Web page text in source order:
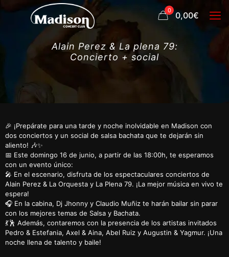
0 0,00€
Alain Perez & La plena 79:
Concierto + social
🎉 ¡Prepárate para una tarde y noche inolvidable en Madison con
dos conciertos y un social de salsa bachata que te dejarán sin
aliento! 🎶✨
📅 Este domingo 16 de junio, a partir de las 18:00h, te esperamos
con un evento único:
🎤 En el escenario, disfruta de los espectaculares conciertos de
Alain Perez & La Orquesta y La Plena 79. ¡La mejor música en vivo te
espera!
🎧 En la cabina, Dj Jhonny y Claudio Muñiz te harán bailar sin parar
con los mejores temas de Salsa y Bachata.
💃🕺 Además, contaremos con la presencia de los artistas invitados
Pedro & Estefania, Axel & Aina, Abel Ruiz y Augustin & Yagmur. ¡Una
noche llena de talento y baile!